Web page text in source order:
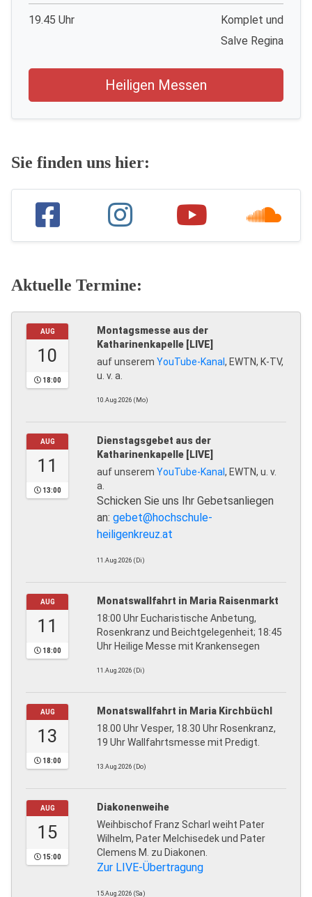
19.45 Uhr
Komplet und
Salve Regina
Heiligen Messen
Sie finden uns hier:
Aktuelle Termine:
AUG
10
18:00
Montagsmesse aus der
Katharinenkapelle [LIVE]
auf unserem YouTube-Kanal, EWTN, K-TV,
u. v. a.
10.Aug.2026 (Mo)
AUG
11
13:00
Dienstagsgebet aus der
Katharinenkapelle [LIVE]
auf unserem YouTube-Kanal, EWTN, u. v.
a.
Schicken Sie uns Ihr Gebetsanliegen
an: gebet@hochschule-
heiligenkreuz.at
11.Aug.2026 (Di)
AUG
11
18:00
Monatswallfahrt in Maria Raisenmarkt
18:00 Uhr Eucharistische Anbetung,
Rosenkranz und Beichtgelegenheit; 18:45
Uhr Heilige Messe mit Krankensegen
11.Aug.2026 (Di)
AUG
13
18:00
Monatswallfahrt in Maria Kirchbüchl
18.00 Uhr Vesper, 18.30 Uhr Rosenkranz,
19 Uhr Wallfahrtsmesse mit Predigt.
13.Aug.2026 (Do)
AUG
15
15:00
Diakonenweihe
Weihbischof Franz Scharl weiht Pater
Wilhelm, Pater Melchisedek und Pater
Clemens M. zu Diakonen.
Zur LIVE-Übertragung
15.Aug.2026 (Sa)